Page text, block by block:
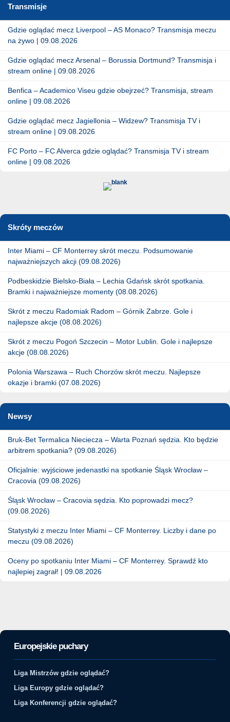
Transmisje
Gdzie oglądać mecz Liverpool – AS Monaco? Transmisja meczu
na żywo | 09.08.2026
Gdzie oglądać mecz Arsenal – Borussia Dortmund? Transmisja i
stream online | 09.08.2026
Benfica – Academico Viseu gdzie obejrzeć? Transmisja, stream
online | 09.08.2026
Gdzie oglądać mecz Jagiellonia – Widzew? Transmisja TV i
stream online | 09.08.2026
FC Porto – FC Alverca gdzie oglądać? Transmisja TV i stream
online | 09.08.2026
Skróty meczów
Inter Miami – CF Monterrey skrót meczu. Podsumowanie
najważniejszych akcji (09.08.2026)
Podbeskidzie Bielsko-Biała – Lechia Gdańsk skrót spotkania.
Bramki i najważniejsze momenty (08.08.2026)
Skrót z meczu Radomiak Radom – Górnik Zabrze. Gole i
najlepsze akcje (08.08.2026)
Skrót z meczu Pogoń Szczecin – Motor Lublin. Gole i najlepsze
akcje (08.08.2026)
Polonia Warszawa – Ruch Chorzów skrót meczu. Najlepsze
okazje i bramki (07.08.2026)
Newsy
Bruk-Bet Termalica Nieciecza – Warta Poznań sędzia. Kto będzie
arbitrem spotkania? (09.08.2026)
Oficjalnie: wyjściowe jedenastki na spotkanie Śląsk Wrocław –
Cracovia (09.08.2026)
Śląsk Wrocław – Cracovia sędzia. Kto poprowadzi mecz?
(09.08.2026)
Statystyki z meczu Inter Miami – CF Monterrey. Liczby i dane po
meczu (09.08.2026)
Oceny po spotkaniu Inter Miami – CF Monterrey. Sprawdź kto
najlepiej zagrał! | 09.08.2026
Europejskie puchary
Liga Mistrzów gdzie oglądać?
Liga Europy gdzie oglądać?
Liga Konferencji gdzie oglądać?